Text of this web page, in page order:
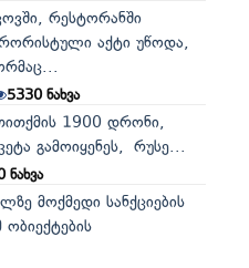
რესტორანში
აქტი უწოდა,
5330ნახვა
1900 დრონი,
გამოიყენეს, რუსე...
ნახვა
მოქმედი სანქციების
ობიექტების